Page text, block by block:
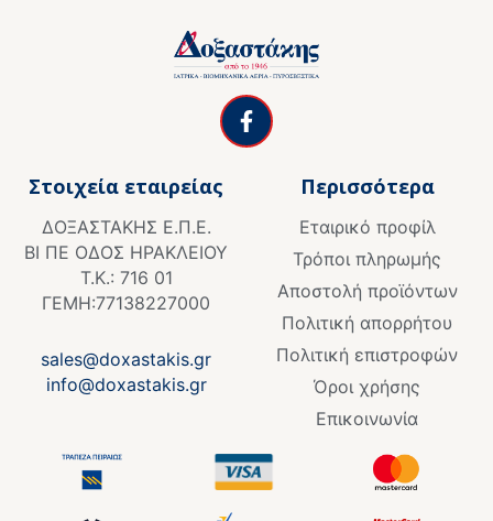
F
a
c
Στοιχεία εταιρείας
ΔΟΞΑΣΤΑΚΗΣ Ε.Π.Ε.
ΒΙ ΠΕ ΟΔΟΣ ΗΡΑΚΛΕΙΟΥ
Τ.Κ.: 716 01
ΓΕΜΗ:77138227000
sales@doxastakis.gr
info@doxastakis.gr
Περισσότερα
Εταιρικό προφίλ
Τρόποι πληρωμής
Αποστολή προϊόντων
Πολιτική απορρήτου
Πολιτική επιστροφών
Όροι χρήσης
Επικοινωνία